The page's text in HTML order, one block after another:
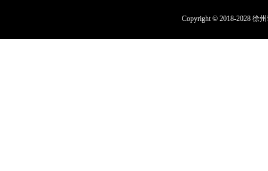
Copyright © 2018-2028 徐